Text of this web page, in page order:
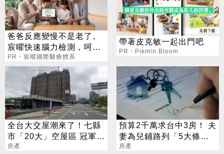
爸爸反應變慢不是老了。
宸曜快速腦力檢測，呵護
老爸腦力
PR・宸曜國際醫療體系
帶著皮克敏一起出門吧
PR・Pikmin Bloom
全台大交屋潮來了！七縣
市「20大」空屋區 冠軍又
是它
房產
預算2千萬求台中3房！ 夫
妻為兒鋪路列「5大條
件」 網秒推這區
房產